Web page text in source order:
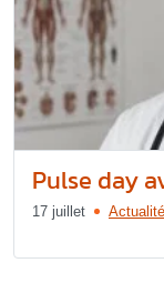
Pulse day
17 juillet